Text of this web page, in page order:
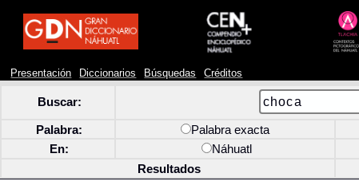
Presentación Diccionarios Búsquedas Créditos
Buscar:
Palabra: Palabra exacta
En:
Náhuatl
Resultados